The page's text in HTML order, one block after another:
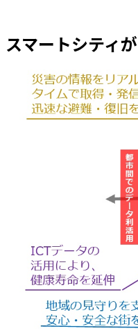
スマートシティ